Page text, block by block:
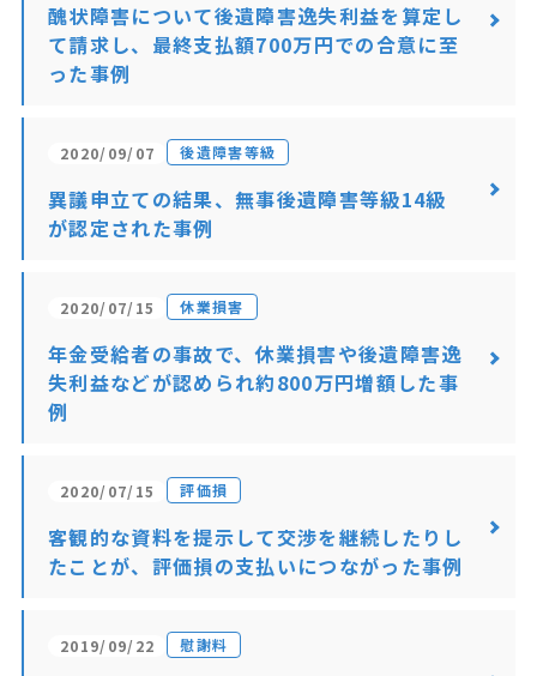
醜状障害について後遺障害逸失利益を算定し
て請求し、最終支払額700万円での合意に至
った事例
2020/09/07 後遺障害等級
異議申立ての結果、無事後遺障害等級14級
が認定された事例
2020/07/15 休業損害
年金受給者の事故で、休業損害や後遺障害逸
失利益などが認められ約800万円増額した事
例
2020/07/15 評価損
客観的な資料を提示して交渉を継続したりし
たことが、評価損の支払いにつながった事例
2019/09/22 慰謝料